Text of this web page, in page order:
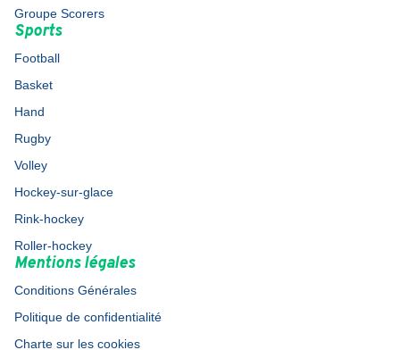
Groupe Scorers
Sports
Football
Basket
Hand
Rugby
Volley
Hockey-sur-glace
Rink-hockey
Roller-hockey
Mentions légales
Conditions Générales
Politique de confidentialité
Charte sur les cookies